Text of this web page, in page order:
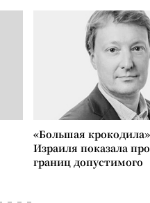
«Большая
Израиля показала
границ допустимого